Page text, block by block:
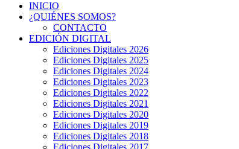
INICIO
¿QUIÉNES SOMOS?
CONTACTO
EDICIÓN DIGITAL
Ediciones Digitales 2026
Ediciones Digitales 2025
Ediciones Digitales 2024
Ediciones Digitales 2023
Ediciones Digitales 2022
Ediciones Digitales 2021
Ediciones Digitales 2020
Ediciones Digitales 2019
Ediciones Digitales 2018
Ediciones Digitales 2017